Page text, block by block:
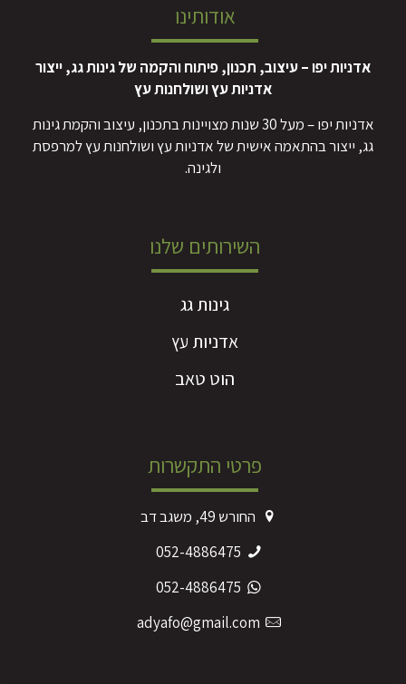
אודותינו
אדניות יפו – עיצוב, תכנון, פיתוח והקמה של גינות גג, ייצור
אדניות עץ ושולחנות עץ
אדניות יפו – מעל 30 שנות מצויינות בתכנון, עיצוב והקמת גינות
גג, ייצור בהתאמה אישית של אדניות עץ ושולחנות עץ למרפסת
ולגינה.
השירותים שלנו
גינות גג
אדניות עץ
הוט טאב
פרטי התקשרות
החורש 49, משגב דב
052-4886475
052-4886475
adyafo@gmail.com